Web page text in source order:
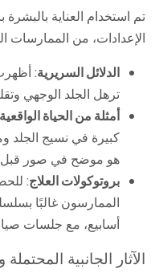
الإعدادات، من الممارسات
الدلائل السريرية
ترهل الجلد الوجهي
أمثلة من الحياة الواقعية
هو موضح في صور قبل
بروتوكولات العلاج:
الممارسون غالبًا
أسابيع، مع جلسات
الآثار الجانبية المحتملة